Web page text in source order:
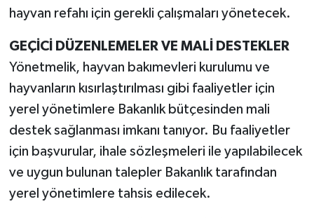
hayvan refahı için gerekli çalışmaları yönetecek.
GEÇİCİ DÜZENLEMELER VE MALİ DESTEKLER
Yönetmelik, hayvan bakımevleri kurulumu ve
hayvanların kısırlaştırılması gibi faaliyetler için
yerel yönetimlere Bakanlık bütçesinden mali
destek sağlanması imkanı tanıyor. Bu faaliyetler
için başvurular, ihale sözleşmeleri ile yapılabilecek
ve uygun bulunan talepler Bakanlık tarafından
yerel yönetimlere tahsis edilecek.